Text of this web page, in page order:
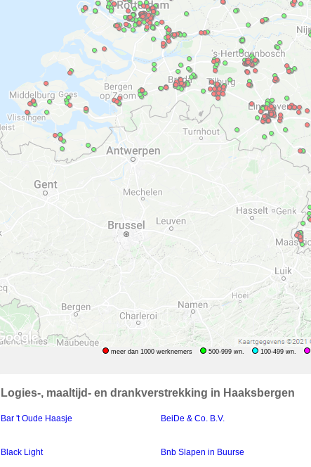
meer dan 1000 werknemers 500-999 wn. 100-499 wn.
Logies-, maaltijd- en drankverstrekking in Haaksbergen
Bar 't Oude Haasje BeiDe & Co. B.V.
Black Light Bnb Slapen in Buurse